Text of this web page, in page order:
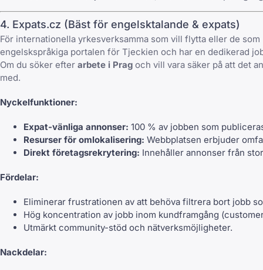
4. Expats.cz (Bäst för engelsktalande & expats)
För internationella yrkesverksamma som vill flytta eller de
engelskspråkiga portalen för Tjeckien och har en dedikerad
Om du söker efter arbete i Prag och vill vara säker på att det
med.
Nyckelfunktioner:
Expat-vänliga annonser: 100 % av jobben som
Resurser för omlokalisering: Webbplatsen erbjuder
Direkt företagsrekrytering: Innehåller annonser från
Fördelar:
Eliminerar frustrationen av att behöva filtrera bort jobb
Hög koncentration av jobb inom kundframgång
Utmärkt community-stöd och nätverksmöjligheter.
Nackdelar: